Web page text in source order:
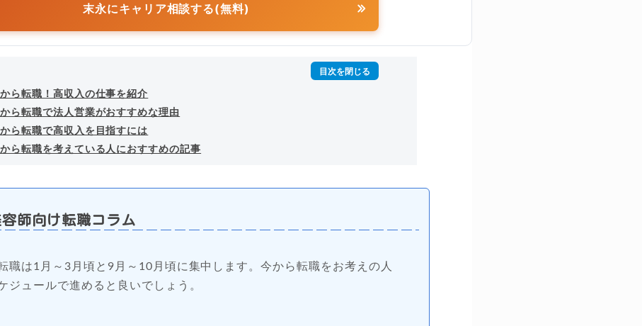
末永にキャリア相談する(無料)
ら転職！高収入の仕事を紹介
ら転職で法人営業がおすすめな理由
ら転職で高収入を目指すには
ら転職を考えている人におすすめの記事
容師向け転職コラム
職は1月～3月頃と9月～10月頃に集中します。今から転職をお考えの人
ジュールで進めると良いでしょう。